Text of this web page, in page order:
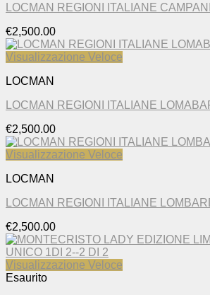
LOCMAN REGIONI ITALIANE
€2,500.00
Visualizzazione Veloce
LOCMAN
LOCMAN REGIONI ITALIANE
€2,500.00
Visualizzazione Veloce
LOCMAN
LOCMAN REGIONI ITALIANE
€2,500.00
Visualizzazione Veloce
Esaurito